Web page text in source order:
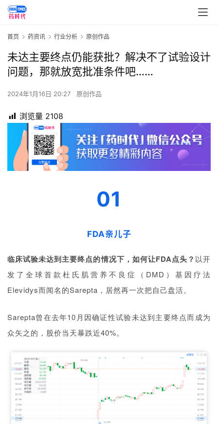
首页 药资讯 行业分析 原创作品
未达主要终点仍能获批？解决不了试验设计
问题，那就放宽批准条件吧……
2024年1月16日 20:27 原创作品
浏览量 2108
01
FDA亲儿子
临床试验未达到主要终点的情况下，如何让FDA点头？ 以开
发了全球首款杜氏肌营养不良症（DMD）基因疗法
Elevidys而闻名的Sarepta，居然再一次把自己盘活。
Sarepta曾在去年10月因确证性试验未达到主要终点而成为
众矢之的，股价当天暴跌近40%。